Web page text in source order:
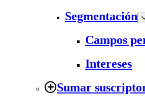
Segmentación
Campos
Intereses
Sumar